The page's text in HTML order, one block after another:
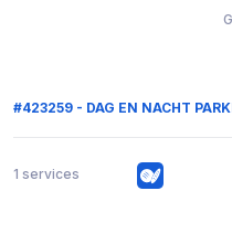
#423259 - DAG EN NACHT
1 services